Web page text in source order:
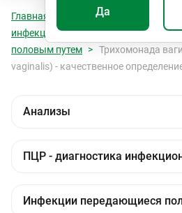
Да
Главная Анализы
инфекционных заболеваний
половым путем
Трихомонада
vaginalis) - качественное